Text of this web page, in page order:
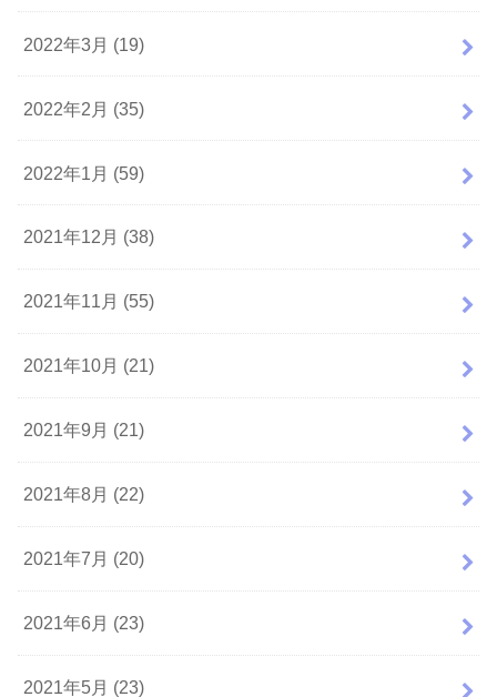
2022年3月 (19)
2022年2月 (35)
2022年1月 (59)
2021年12月 (38)
2021年11月 (55)
2021年10月 (21)
2021年9月 (21)
2021年8月 (22)
2021年7月 (20)
2021年6月 (23)
2021年5月 (23)